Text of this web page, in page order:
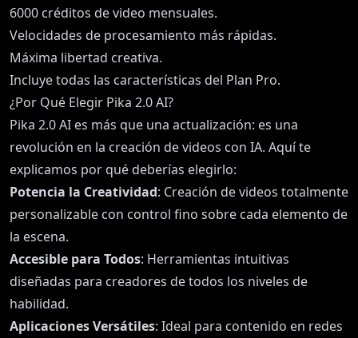
6000 créditos de video mensuales.
Velocidades de procesamiento más rápidas.
Máxima libertad creativa.
Incluye todas las características del Plan Pro.
¿Por Qué Elegir Pika 2.0 AI?
Pika 2.0 AI es más que una actualización: es una
revolución en la creación de videos con IA. Aquí te
explicamos por qué deberías elegirlo:
Potencia la Creatividad: Creación de videos totalmente
personalizable con control fino sobre cada elemento de
la escena.
Accesible para Todos: Herramientas intuitivas
diseñadas para creadores de todos los niveles de
habilidad.
Aplicaciones Versátiles: Ideal para contenido en redes